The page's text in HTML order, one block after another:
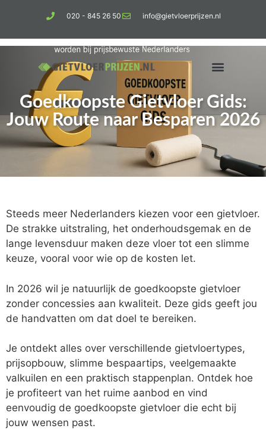
020 - 845 26 50 info@gietvloerprijzen.nl
Goedkoopste Gietvloer Gids:
Jouw Route naar Besparen 2026
Steeds meer Nederlanders kiezen voor een gietvloer.
De strakke uitstraling, het onderhoudsgemak en de
lange levensduur maken deze vloer tot een slimme
keuze, vooral voor wie op de kosten let.
In 2026 wil je natuurlijk de goedkoopste gietvloer
zonder concessies aan kwaliteit. Deze gids geeft jou
de handvatten om dat doel te bereiken.
Je ontdekt alles over verschillende gietvloertypes,
prijsopbouw, slimme bespaartips, veelgemaakte
valkuilen en een praktisch stappenplan. Ontdek hoe
je profiteert van het ruime aanbod en vind
eenvoudig de goedkoopste gietvloer die echt bij
jouw wensen past.